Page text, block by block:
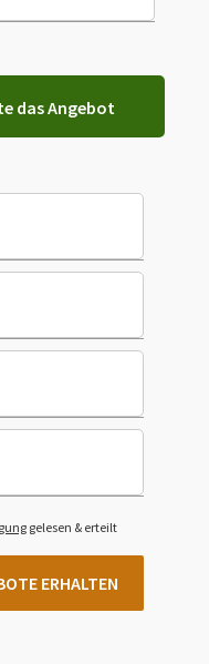
das Angebot
gelesen & erteilt
ERHALTEN